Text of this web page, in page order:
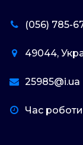
(056) 785-
49044,
25985@i.ua
Час